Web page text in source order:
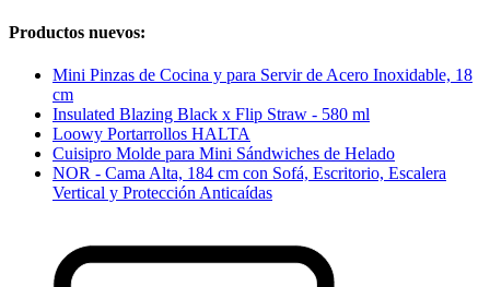
Productos nuevos:
Mini Pinzas de Cocina y para Servir de Acero Inoxidable, 18
cm
Insulated Blazing Black x Flip Straw - 580 ml
Loowy Portarrollos HALTA
Cuisipro Molde para Mini Sándwiches de Helado
NOR - Cama Alta, 184 cm con Sofá, Escritorio, Escalera
Vertical y Protección Anticaídas